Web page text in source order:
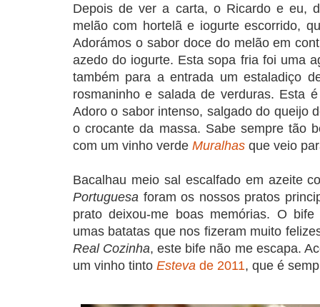
Depois de ver a carta, o Ricardo e eu,
melão com hortelã e iogurte escorrido,
Adorámos o sabor doce do melão em
azedo do iogurte. Esta sopa fria foi uma
também para a entrada um estaladiço
rosmaninho e salada de verduras. Esta
Adoro o sabor intenso, salgado do queijo
o crocante da massa. Sabe sempre tão
com um vinho verde Muralhas que veio
Bacalhau meio sal escalfado em azeite
Portuguesa foram os nossos pratos
prato deixou-me boas memórias. O
umas batatas que nos fizeram muito
Real Cozinha, este bife não me escapa.
um vinho tinto Esteva de 2011, que é